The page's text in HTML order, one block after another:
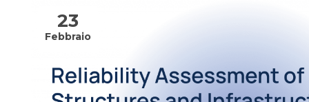
23
Febbraio